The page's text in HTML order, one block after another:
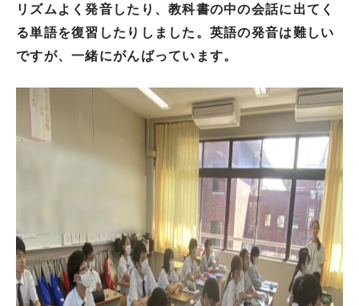
リズムよく発音したり、教科書の中の会話に出てく
る単語を復習したりしました。英語の発音は難しい
ですが、一緒にがんばっています。